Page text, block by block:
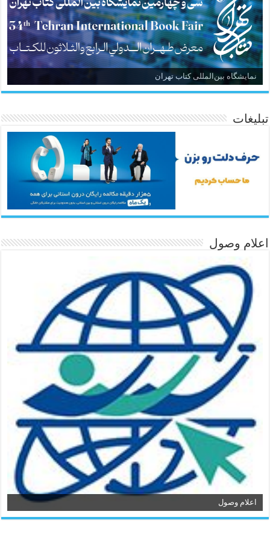
نمایشگاه بین‌المللی کتاب تهران
تبلیغات
اعلام وصول
اعلام وصول